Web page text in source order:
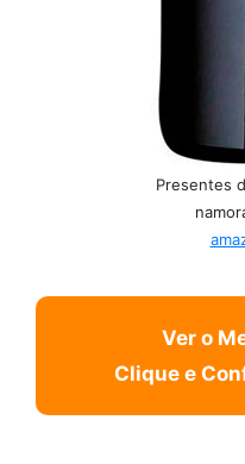
Presentes
Ver o
Clique e